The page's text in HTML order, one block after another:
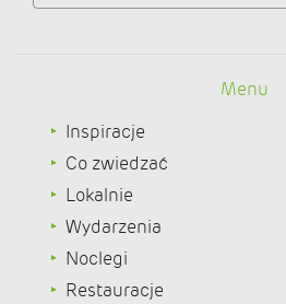
Menu
Inspiracje
Co zwiedzać
Lokalnie
Wydarzenia
Noclegi
Restauracje